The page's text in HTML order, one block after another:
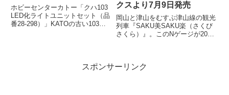
ホビーセンターカトー「クハ103
LED化ライトユニットセット（品
番28-298）」KATOの古い103系
クスより7月9日発売
岡山と津山をむすぶ津山線の観光
列車『SAKU美SAKU楽（さくび
さくら）』。このNゲージが2026
スポンサーリンク